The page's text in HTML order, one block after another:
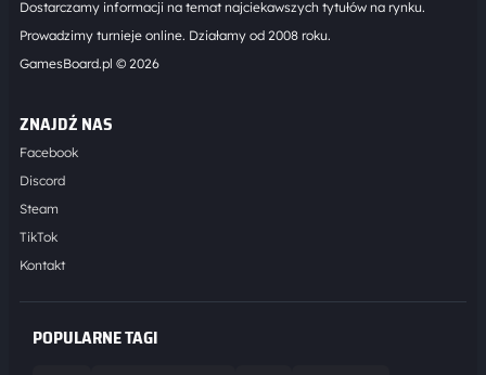
Dostarczamy informacji na temat najciekawszych tytułów na rynku.
Prowadzimy turnieje online. Działamy od 2008 roku.
GamesBoard.pl © 2026
ZNAJDŹ NAS
Facebook
Discord
Steam
TikTok
Kontakt
POPULARNE TAGI